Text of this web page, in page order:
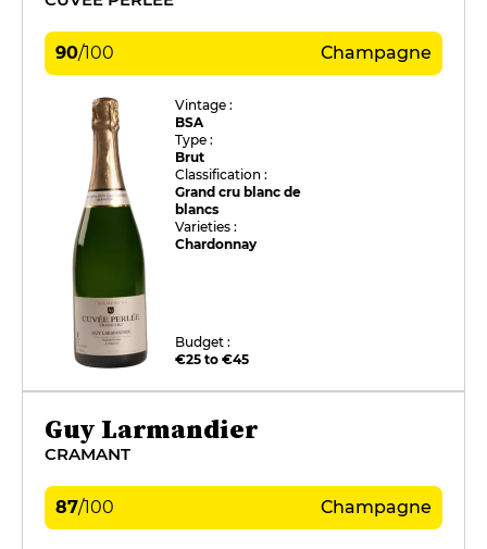
90/100 Champagne
Vintage :
BSA
Type :
Brut
Classification :
Grand cru blanc de
blancs
Varieties :
Chardonnay
Budget :
€25 to €45
Guy Larmandier
CRAMANT
87/100 Champagne